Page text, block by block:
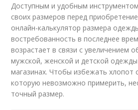
Доступным и удобным
своих размеров перед
онлайн-калькулятор размера
востребованность в последнее
возрастает в связи с увеличением
мужской, женской и детской
магазинах. Чтобы избежать хлопот
которую невозможно примерить,
точный размер.